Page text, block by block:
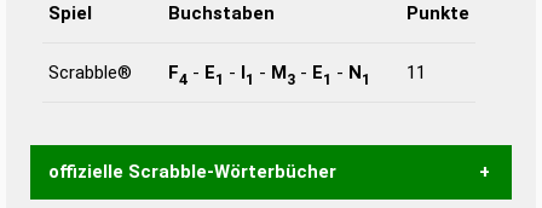
Spiel Buchstaben Punkte
Scrabble® F4 - E1 - I1 - M3 - E1 - N1 11
offizielle Scrabble-Wörterbücher